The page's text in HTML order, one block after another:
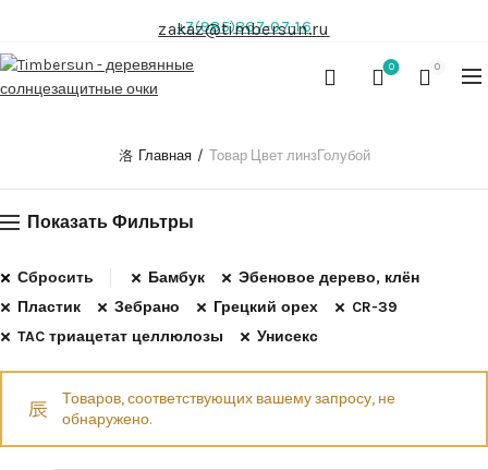
+7(985)867-07-16
zakaz@timbersun.ru
0 0
Главная Товар Цвет линзГолубой
Показать Фильтры
Сбросить Бамбук
Эбеновое дерево, клён
Пластик
Зебрано Грецкий орех
CR-39
TAC триацетат целлюлозы
Унисекс
Товаров, соответствующих вашему запросу, не
обнаружено.